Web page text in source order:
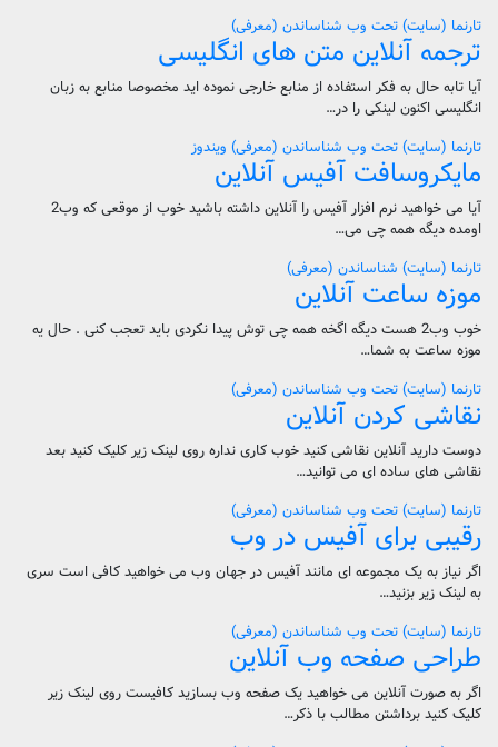
تارنما (سایت)تحت وب شناساندن (معرفی)
ترجمه آنلاین متن های انگلیسی
آیا تابه حال به فکر استفاده از منابع خارجی نموده اید مخصوصا منابع به زبان
انگلیسی اکنون لینکی را در…
تارنما (سایت)تحت وب شناساندن (معرفی) ویندوز
مایکروسافت آفیس آنلاین
آیا می خواهید نرم افزار آفیس را آنلاین داشته باشید خوب از موقعی که وب2
اومده دیگه همه چی می…
تارنما (سایت) شناساندن (معرفی)
موزه ساعت آنلاین
خوب وب2 هست دیگه اگخه همه چی توش پیدا نکردی باید تعجب کنی . حال یه
موزه ساعت به شما…
تارنما (سایت)تحت وب شناساندن (معرفی)
نقاشی کردن آنلاین
دوست دارید آنلاین نقاشی کنید خوب کاری نداره روی لینک زیر کلیک کنید بعد
نقاشی های ساده ای می توانید…
تارنما (سایت)تحت وب شناساندن (معرفی)
رقیبی برای آفیس در وب
اگر نیاز به یک مجموعه ای مانند آفیس در جهان وب می خواهید کافی است سری
به لینک زیر بزنید…
تارنما (سایت)تحت وب شناساندن (معرفی)
طراحی صفحه وب آنلاین
اگر به صورت آنلاین می خواهید یک صفحه وب بسازید کافیست روی لینک زیر
کلیک کنید برداشتن مطالب با ذکر…